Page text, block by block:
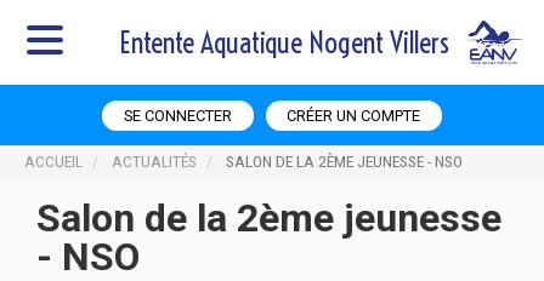
Entente Aquatique Nogent Villers
SE CONNECTER CRÉER UN COMPTE
ACCUEIL ACTUALITÉS SALON DE LA 2ÈME JEUNESSE - NSO
Salon de la 2ème jeunesse
- NSO